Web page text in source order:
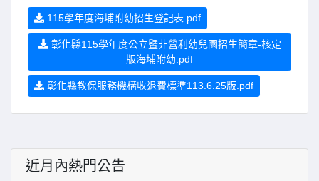
115學年度海埔附幼招生登記表.pdf
彰化縣115學年度公立暨非營利幼兒園招生簡章-核定
版海埔附幼.pdf
彰化縣教保服務機構收退費標準113.6.25版.pdf
近月內熱門公告